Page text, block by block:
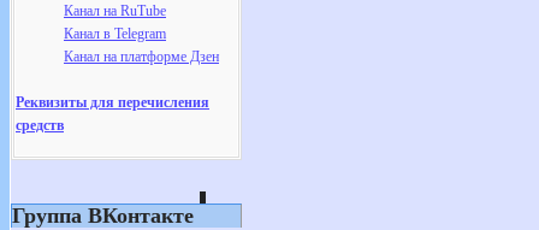
Канал на RuTube
Канал в Telegram
Канал на платформе Дзен
Реквизиты для перечисления
средств
Группа ВКонтакте